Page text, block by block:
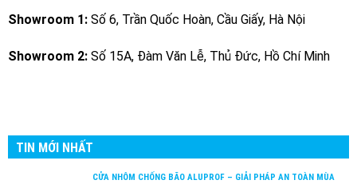
Showroom 1: Số 6, Trần Quốc Hoàn, Cầu Giấy, Hà Nội
Showroom 2: Số 15A, Đàm Văn Lễ, Thủ Đức, Hồ Chí Minh
TIN MỚI NHẤT
CỬA NHÔM CHỐNG BÃO ALUPROF – GIẢI PHÁP AN TOÀN MÙA